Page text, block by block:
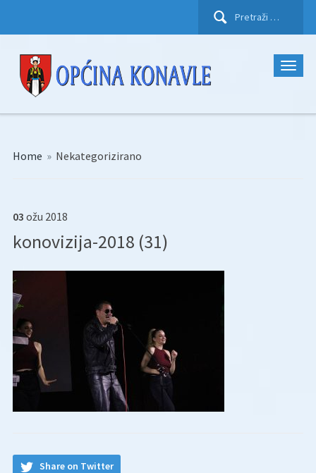
Pretraži:
Home » Nekategorizirano
03 ožu 2018
konovizija-2018 (31)
Share on Twitter